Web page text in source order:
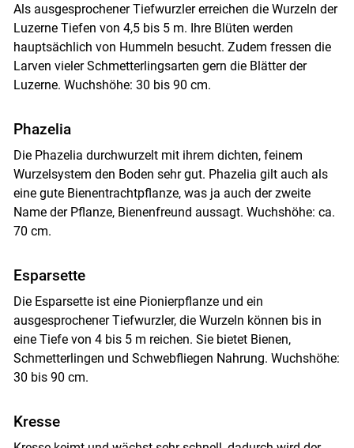
Als ausgesprochener Tiefwurzler erreichen die Wurzeln der
Luzerne Tiefen von 4,5 bis 5 m. Ihre Blüten werden
hauptsächlich von Hummeln besucht. Zudem fressen die
Larven vieler Schmetterlingsarten gern die Blätter der
Luzerne. Wuchshöhe: 30 bis 90 cm.
Phazelia
Die Phazelia durchwurzelt mit ihrem dichten, feinem
Wurzelsystem den Boden sehr gut. Phazelia gilt auch als
eine gute Bienentrachtpflanze, was ja auch der zweite
Name der Pflanze, Bienenfreund aussagt. Wuchshöhe: ca.
70 cm.
Esparsette
Die Esparsette ist eine Pionierpflanze und ein
ausgesprochener Tiefwurzler, die Wurzeln können bis in
eine Tiefe von 4 bis 5 m reichen. Sie bietet Bienen,
Schmetterlingen und Schwebfliegen Nahrung. Wuchshöhe:
30 bis 90 cm.
Kresse